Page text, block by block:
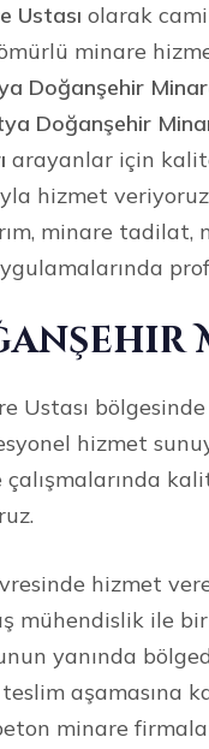
Ustası olarak
minare
Doğanşehir
Doğanşehir
arayanlar için
hizmet
minare
Ustası
hizmet
hizmet
mühendislik ile
yanında
teslim
minare